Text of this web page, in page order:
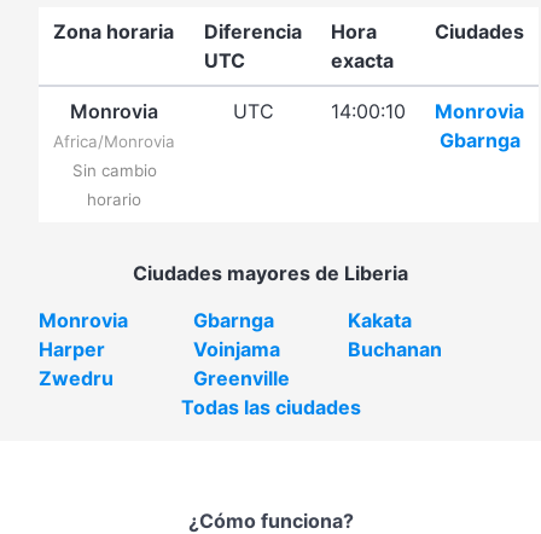
Zona horaria
Diferencia
UTC
Hora
exacta
Ciudades
Monrovia
Africa/Monrovia
Sin cambio
horario
UTC 14:00:10
Monrovia
Gbarnga
Ciudades mayores de Liberia
Monrovia
Gbarnga
Kakata
Harper
Voinjama
Buchanan
Zwedru
Greenville
Todas las ciudades
¿Cómo funciona?